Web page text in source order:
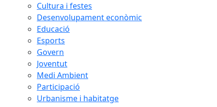
Cultura i festes
Desenvolupament econòmic
Educació
Esports
Govern
Joventut
Medi Ambient
Participació
Urbanisme i habitatge